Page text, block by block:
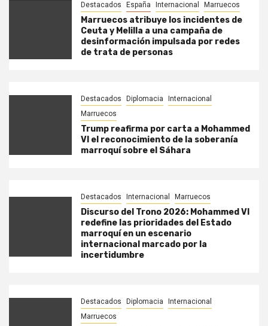
Destacados España Internacional Marruecos
Marruecos atribuye los incidentes de
Ceuta y Melilla a una campaña de
desinformación impulsada por redes
de trata de personas
Destacados Diplomacia
Internacional
Marruecos
Trump reafirma por carta a Mohammed
VI el reconocimiento de la soberanía
marroquí sobre el Sáhara
Destacados Internacional Marruecos
Discurso del Trono 2026: Mohammed VI
redefine las prioridades del Estado
marroquí en un escenario
internacional marcado por la
incertidumbre
Destacados Diplomacia
Internacional
Marruecos